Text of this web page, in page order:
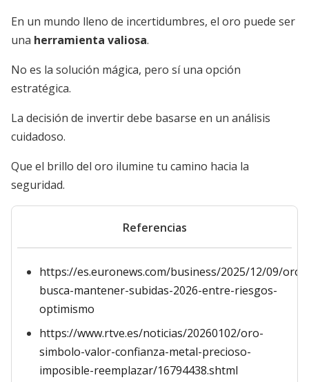
En un mundo lleno de incertidumbres, el oro puede ser
una herramienta valiosa.
No es la solución mágica, pero sí una opción
estratégica.
La decisión de invertir debe basarse en un análisis
cuidadoso.
Que el brillo del oro ilumine tu camino hacia la
seguridad.
Referencias
https://es.euronews.com/business/2025/12/09/oro-
busca-mantener-subidas-2026-entre-riesgos-
optimismo
https://www.rtve.es/noticias/20260102/oro-
simbolo-valor-confianza-metal-precioso-
imposible-reemplazar/16794438.shtml